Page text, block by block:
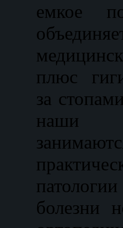
емкое
плюс
за
наши
болезни